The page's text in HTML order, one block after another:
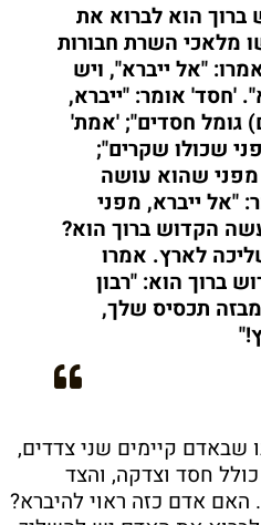
הוא לברוא את
מלאכי השרת חבורות
"אל ייברא", ויש
'חסד' אומר: "ייברא,
גומל חסדים"; 'אמת'
שכולו שקרים";
מפני שהוא עושה
"אל ייברא, מפני
הקדוש ברוך הוא?
לארץ. אמרו
ברוך הוא: "רבון
תכסיס שלך,
קיימים שני צדדים,
כולל חסד וצדקה, והצד
אדם כזה ראוי להיברא?